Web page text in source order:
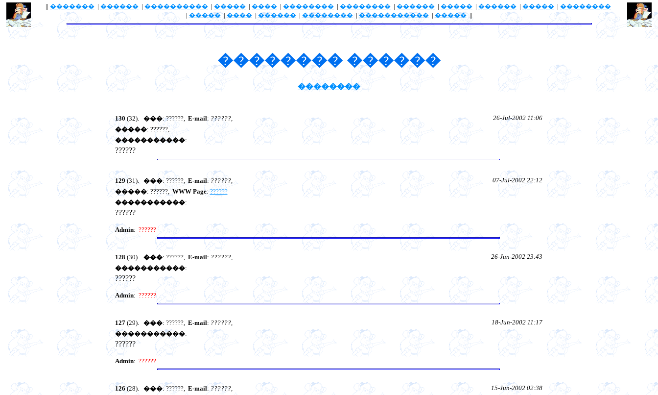
|| ������� | ������ | ���������� | ����� | ���� | �������� | �������� | ������ | ����� | ������ | ����� | ��������
| �����|����|������| ��������|�����������| �����||
�������� ������
��������
130(32). ���: ??????, E-mail: ??????,
26-Jul-2002 11:06
�����: ??????,
�����������:
??????
129(31). ���: ??????,E-mail:??????,
07-Jul-2002 22:12
�����: ??????,WWW Page:??????
�����������:
??????
Admin: ??????
128 (30). ���: ??????, E-mail: ??????,
26-Jun-2002 23:43
�����������:
??????
Admin: ??????
127(29). ���: ??????, E-mail: ??????,
18-Jun-2002 11:17
�����������:
??????
Admin: ??????
126(28). ���: ??????, E-mail:??????,
15-Jun-2002 02:38